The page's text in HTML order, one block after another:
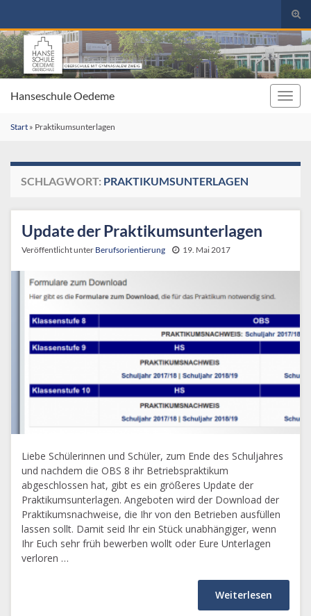
Search for:
Hanseschule Oedeme
Start » Praktikumsunterlagen
SCHLAGWORT: PRAKTIKUMSUNTERLAGEN
Update der Praktikumsunterlagen
Veröffentlicht unter Berufsorientierung 19. Mai 2017
Liebe Schülerinnen und Schüler, zum Ende des Schuljahres
und nachdem die OBS 8 ihr Betriebspraktikum
abgeschlossen hat, gibt es ein größeres Update der
Praktikumsunterlagen. Angeboten wird der Download der
Praktikumsnachweise, die Ihr von den Betrieben ausfüllen
lassen sollt. Damit seid Ihr ein Stück unabhängiger, wenn
Ihr Euch sehr früh bewerben wollt oder Eure Unterlagen
verloren …
Weiterlesen